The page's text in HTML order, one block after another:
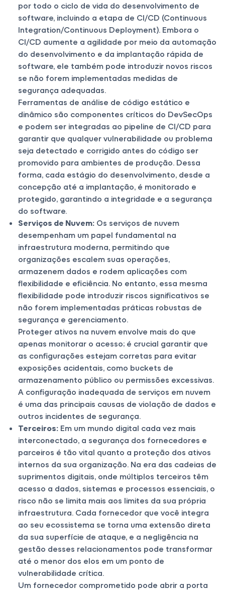
por todo o ciclo de vida do desenvolvimento de
software, incluindo a etapa de CI/CD (Continuous
Integration/Continuous Deployment). Embora o
CI/CD aumente a agilidade por meio da automação
do desenvolvimento e da implantação rápida de
software, ele também pode introduzir novos riscos
se não forem implementadas medidas de
segurança adequadas.
Ferramentas de análise de código estático e
dinâmico são componentes críticos do DevSecOps
e podem ser integradas ao pipeline de CI/CD para
garantir que qualquer vulnerabilidade ou problema
seja detectado e corrigido antes do código ser
promovido para ambientes de produção. Dessa
forma, cada estágio do desenvolvimento, desde a
concepção até a implantação, é monitorado e
protegido, garantindo a integridade e a segurança
do software.
Serviços de Nuvem: Os serviços de nuvem
desempenham um papel fundamental na
infraestrutura moderna, permitindo que
organizações escalem suas operações,
armazenem dados e rodem aplicações com
flexibilidade e eficiência. No entanto, essa mesma
flexibilidade pode introduzir riscos significativos se
não forem implementadas práticas robustas de
segurança e gerenciamento.
Proteger ativos na nuvem envolve mais do que
apenas monitorar o acesso; é crucial garantir que
as configurações estejam corretas para evitar
exposições acidentais, como buckets de
armazenamento público ou permissões excessivas.
A configuração inadequada de serviços em nuvem
é uma das principais causas de violação de dados e
outros incidentes de segurança.
Terceiros: Em um mundo digital cada vez mais
interconectado, a segurança dos fornecedores e
parceiros é tão vital quanto a proteção dos ativos
internos da sua organização. Na era das cadeias de
suprimentos digitais, onde múltiplos terceiros têm
acesso a dados, sistemas e processos essenciais, o
risco não se limita mais aos limites da sua própria
infraestrutura. Cada fornecedor que você integra
ao seu ecossistema se torna uma extensão direta
da sua superfície de ataque, e a negligência na
gestão desses relacionamentos pode transformar
até o menor dos elos em um ponto de
vulnerabilidade crítica.
Um fornecedor comprometido pode abrir a porta